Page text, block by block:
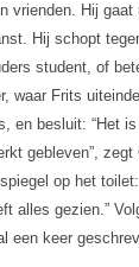
vrienden. Hij gaat
Hij schopt
student, of
waar Frits
en besluit: “Het
gebleven”, zegt
op het
alles gezien.”
een keer